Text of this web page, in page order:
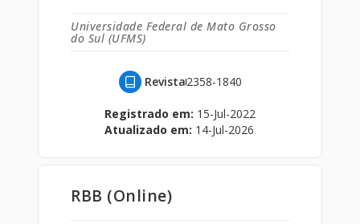
Universidade Federal de Mato Grosso
do Sul (UFMS)
Revista2358-1840
Registrado em: 15-Jul-2022
Atualizado em: 14-Jul-2026
RBB (Online)